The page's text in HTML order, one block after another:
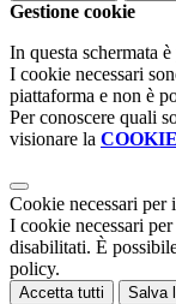
Gestione cookie
In questa schermata
I cookie necessari
piattaforma e non è
Per conoscere quali
visionare la
Cookie necessari per
I cookie necessari
disabilitati. È
policy.
Accetta tutti Salva